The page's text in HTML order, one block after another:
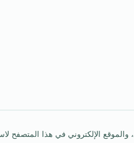
الإلكتروني في هذا المتصفح